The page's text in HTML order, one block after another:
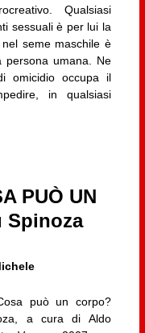
Qualsiasi
sessuali è per lui la
nel seme maschile è
persona umana. Ne
omicidio occupa il
in qualsiasi
PUÒ UN
Spinoza
può un corpo?
a cura di Aldo